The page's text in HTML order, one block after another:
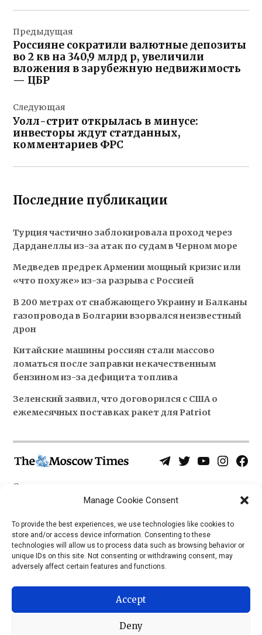
Manage Cookie Consent
To provide the best experiences, we use technologies like cookies to
store and/or access device information. Consenting to these
technologies will allow us to process data such as browsing behavior or
unique IDs on this site. Not consenting or withdrawing consent, may
adversely affect certain features and functions.
Accept
Deny
по
записям
Предыдущая
Россияне сократили валютные депозиты
во 2 кв на 340,9 млрд р, увеличили
вложения в зарубежную недвижимость
— ЦБР
Следующая
Уолл-стрит открылась в минусе:
инвесторы ждут статданных,
комментариев ФРС
Последние публикации
Турция частично заблокировала проход через
Дарданеллы из-за атак по судам в Черном море
Медведев предрек Армении мощный кризис или
«что похуже» из-за разрыва с Россией
В 200 метрах от снабжающего Украину и Балканы
газопровода в Болгарии взорвался неизвестный
дрон
Китайские машины россиян стали массово
ломаться после заправки некачественным
бензином из-за дефицита топлива
Зеленский заявил, что договорился с США о
ежемесячных поставках ракет для Patriot
Telegram
TwitterYouTubeInstagram
О нас
Политика конфиденциальности
iOS
Android